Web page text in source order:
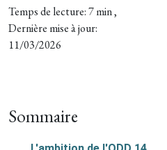
Temps de lecture: 7 min ,
Dernière mise à jour:
11/03/2026
Sommaire